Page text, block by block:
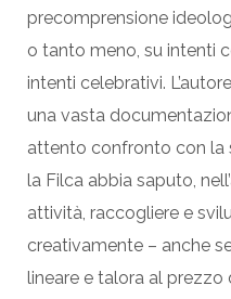
precomprensione
o tanto meno, su intenti
intenti celebrativi.
una vasta
attento confronto con la
la Filca abbia saputo,
attività, raccogliere e
creativamente – anche
lineare e talora al